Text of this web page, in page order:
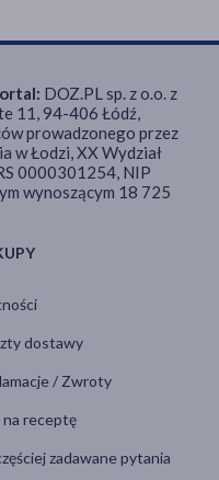
dostawy
/ Zwroty
na receptę
zadawane pytania
DOZ.PL sp. z o.o. z
11, 94-406 Łódź,
prowadzonego przez
w Łodzi, XX Wydział
0000301254, NIP
wynoszącym 18 725